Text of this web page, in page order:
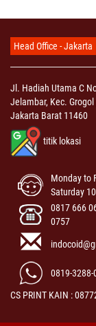
Head Office - Jakarta
Jl. Hadiah Utama C
Jelambar, Kec.
Jakarta Barat 11460
titik lokasi
Monday to
Saturday
0817 666
0757
0819-3288-
CS PRINT KAIN :